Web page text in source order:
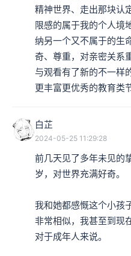
精神世界、走出那块认
限感的属于我的个人境
纳另一个又不属于的生
奇、尊重，对亲密关系
与观看有了新的不一样
更丰富更优秀的教育类
白芷
2024-05-25 11:29:28
前几天见了多年未见的
岁，对世界充满好奇。
我和她都感慨这个小孩
非常相似，我甚至到现
对于成年人来说。